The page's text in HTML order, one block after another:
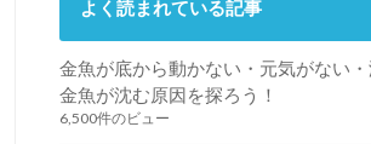
よく読まれている記事
金魚が底から動かない・元気がない・
金魚が沈む原因を探ろう！
6,500件のビュー